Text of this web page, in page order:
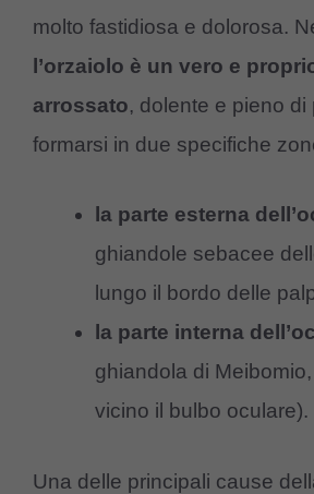
molto fastidiosa e dolorosa.
l’orzaiolo è un vero e
arrossato, dolente e pieno
formarsi in due specifiche
la parte esterna
ghiandole sebacee
lungo il bordo delle
la parte interna
ghiandola di
vicino il bulbo oculare).
Una delle principali cause